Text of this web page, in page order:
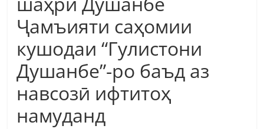
Ҷамъияти саҳомии
кушодаи “Гулистони
Душанбе”-ро баъд аз
навсозӣ ифтитоҳ
намуданд